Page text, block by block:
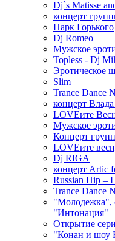
Dj`s Matisse
концерт
Парк Горького
Dj Romeo
Мужское
Topless - Dj
Эротическое
Slim
Trance Dance
концерт
LOVEите
Мужское
Концерт
LOVEите
Dj RIGA
концерт Artic
Russian Hip –
Trance Dance
"Молодежка",
"Интонация"
Открытие
"Конан и шоу